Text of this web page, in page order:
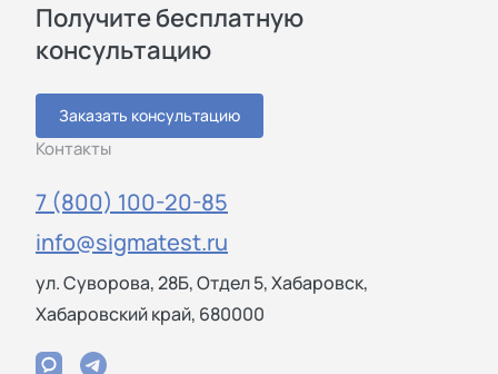
Получите бесплатную
консультацию
Заказать консультацию
Контакты
7 (800) 100-20-85
info@sigmatest.ru
ул. Суворова, 28Б, Отдел 5, Хабаровск,
Хабаровский край, 680000